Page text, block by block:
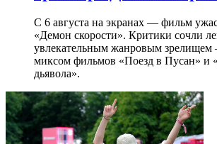
С 6 августа на экранах — фильм
«Демон скорости». Критики сочли
увлекательным жанровым зрелищeм
миксом фильмов «Поезд в Пусан» и
дьявола».